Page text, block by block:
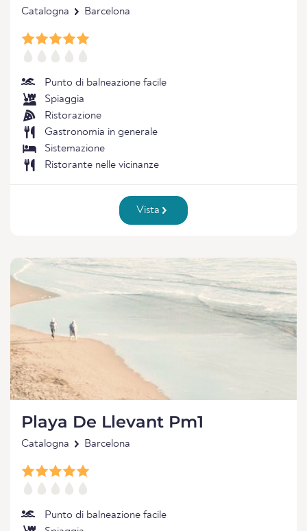
Catalogna Barcelona
Punto di balneazione facile
Spiaggia
Ristorazione
Gastronomia in generale
Sistemazione
Ristorante nelle vicinanze
Vista
Playa De Llevant Pm1
Catalogna Barcelona
Punto di balneazione facile